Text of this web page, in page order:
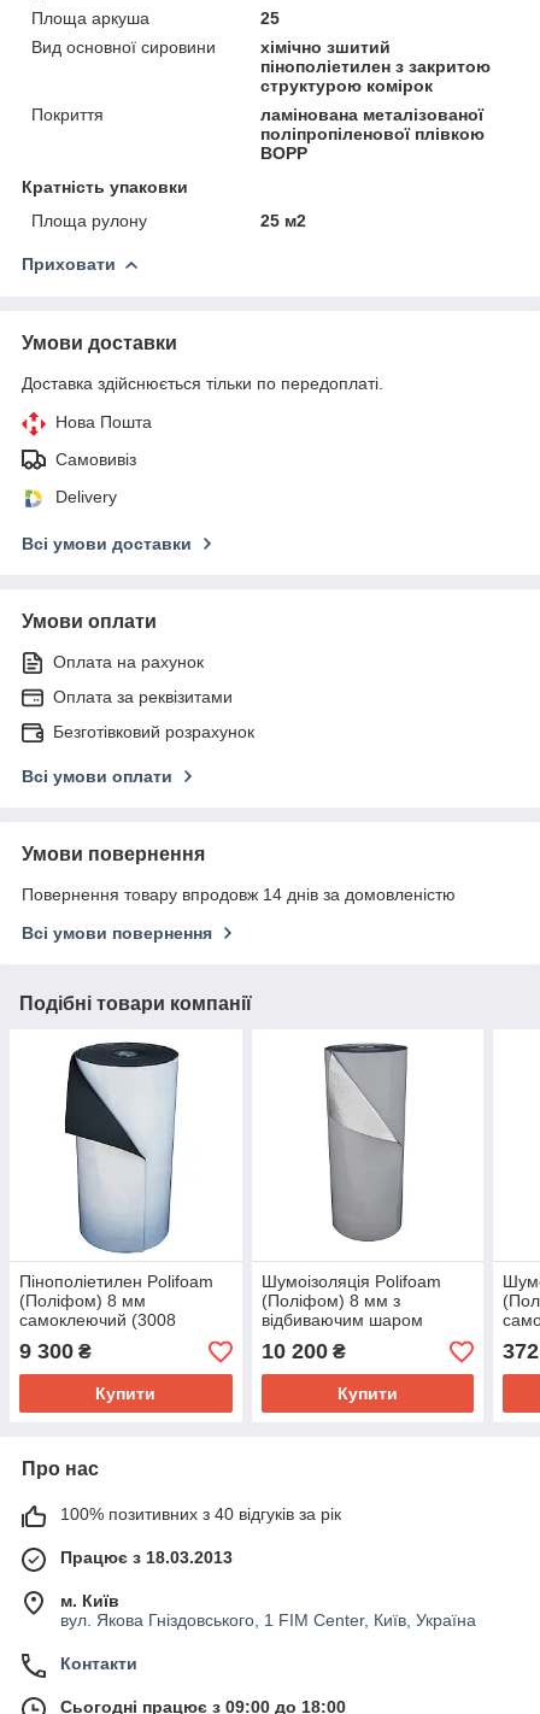
Площа аркуша
25
Вид основної сировини
хімічно зшитий
пінополіетилен з закритою
структурою комірок
Покриття
ламінована металізованої
поліпропіленової плівкою
BOPP
Кратність упаковки
Площа рулону
25 м2
Приховати
Умови доставки
Доставка здійснюється тільки по передоплаті.
Нова Пошта
Самовивіз
Delivery
Всі умови доставки
Умови оплати
Оплата на рахунок
Оплата за реквізитами
Безготівковий розрахунок
Всі умови оплати
Умови повернення
Повернення товару впродовж 14 днів за домовленістю
Всі умови повернення
Подібні товари компанії
Пінополіетилен Polifoam
(Поліфом) 8 мм
самоклеючий (3008
1,0х25м з клеючим
шаром, рулон 25 кв. м)
9 300 ₴
Купити
Шумоізоляція Polifoam
(Поліфом) 8 мм з
відбиваючим шаром
самоклеюча (рул. 25 кв.
м)
10 200₴
Купити
372
Про нас
100% позитивних з 40 відгуків за рік
Працює з 18.03.2013
м. Київ
вул. Якова Гніздовського, 1 FIM Center, Київ, Україна
Контакти
Сьогодні працює з 09:00 до 18:00